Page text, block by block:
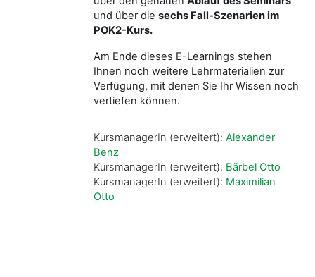
und über die sechs Fall-Szenarien im
POK2-Kurs.
Am Ende dieses E-Learnings stehen
Ihnen noch weitere Lehrmaterialien zur
Verfügung, mit denen Sie Ihr Wissen noch
vertiefen können.
KursmanagerIn (erweitert): Alexander
Benz
KursmanagerIn (erweitert): Bärbel Otto
KursmanagerIn (erweitert): Maximilian
Otto